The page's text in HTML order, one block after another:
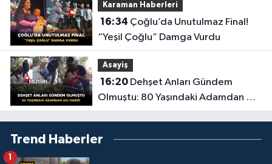
Karaman Haberleri
16:34
“Yeşil Çoğlu” Damga Vurdu
Asayiş
16:20Dehşet Anları Gündem
Olmuştu: 80 Yaşındaki Adamdan Acı
Haber
Trend Haberler
1